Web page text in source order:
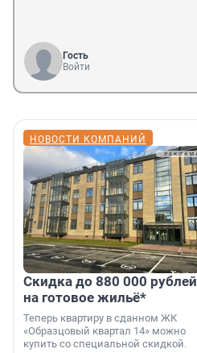
Гость
Войти
НОВОСТИ КОМПАНИЙ
Скидка до 880 000 рублей
на готовое жильё*
Теперь квартиру в сданном ЖК
«Образцовый квартал 14» можно
купить со специальной скидкой.